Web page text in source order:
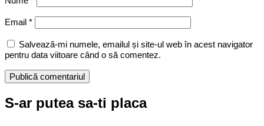
Email *
Salvează-mi numele, emailul și site-ul web în acest navigator
pentru data viitoare când o să comentez.
S-ar putea sa-ti placa